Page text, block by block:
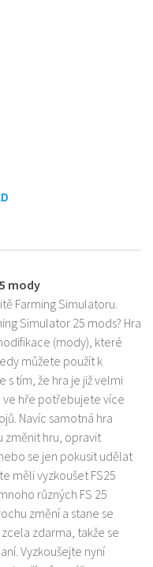
mody
Farming Simulatoru.
Simulator 25 mods? Hra
(mody), které
můžete použít k
s tím, že hra je již velmi
hře potřebujete více
Navíc samotná hra
změnit hru, opravit
se jen pokusit udělat
měli vyzkoušet FS25
různých FS 25
změní a stane se
zdarma, takže se
Vyzkoušejte nyní